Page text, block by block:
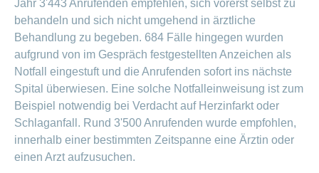
Jahr 3'443 Anrufenden empfehlen, sich vorerst selbst zu
behandeln und sich nicht umgehend in ärztliche
Behandlung zu begeben. 684 Fälle hingegen wurden
aufgrund von im Gespräch festgestellten Anzeichen als
Notfall eingestuft und die Anrufenden sofort ins nächste
Spital überwiesen. Eine solche Notfalleinweisung ist zum
Beispiel notwendig bei Verdacht auf Herzinfarkt oder
Schlaganfall. Rund 3'500 Anrufenden wurde empfohlen,
innerhalb einer bestimmten Zeitspanne eine Ärztin oder
einen Arzt aufzusuchen.